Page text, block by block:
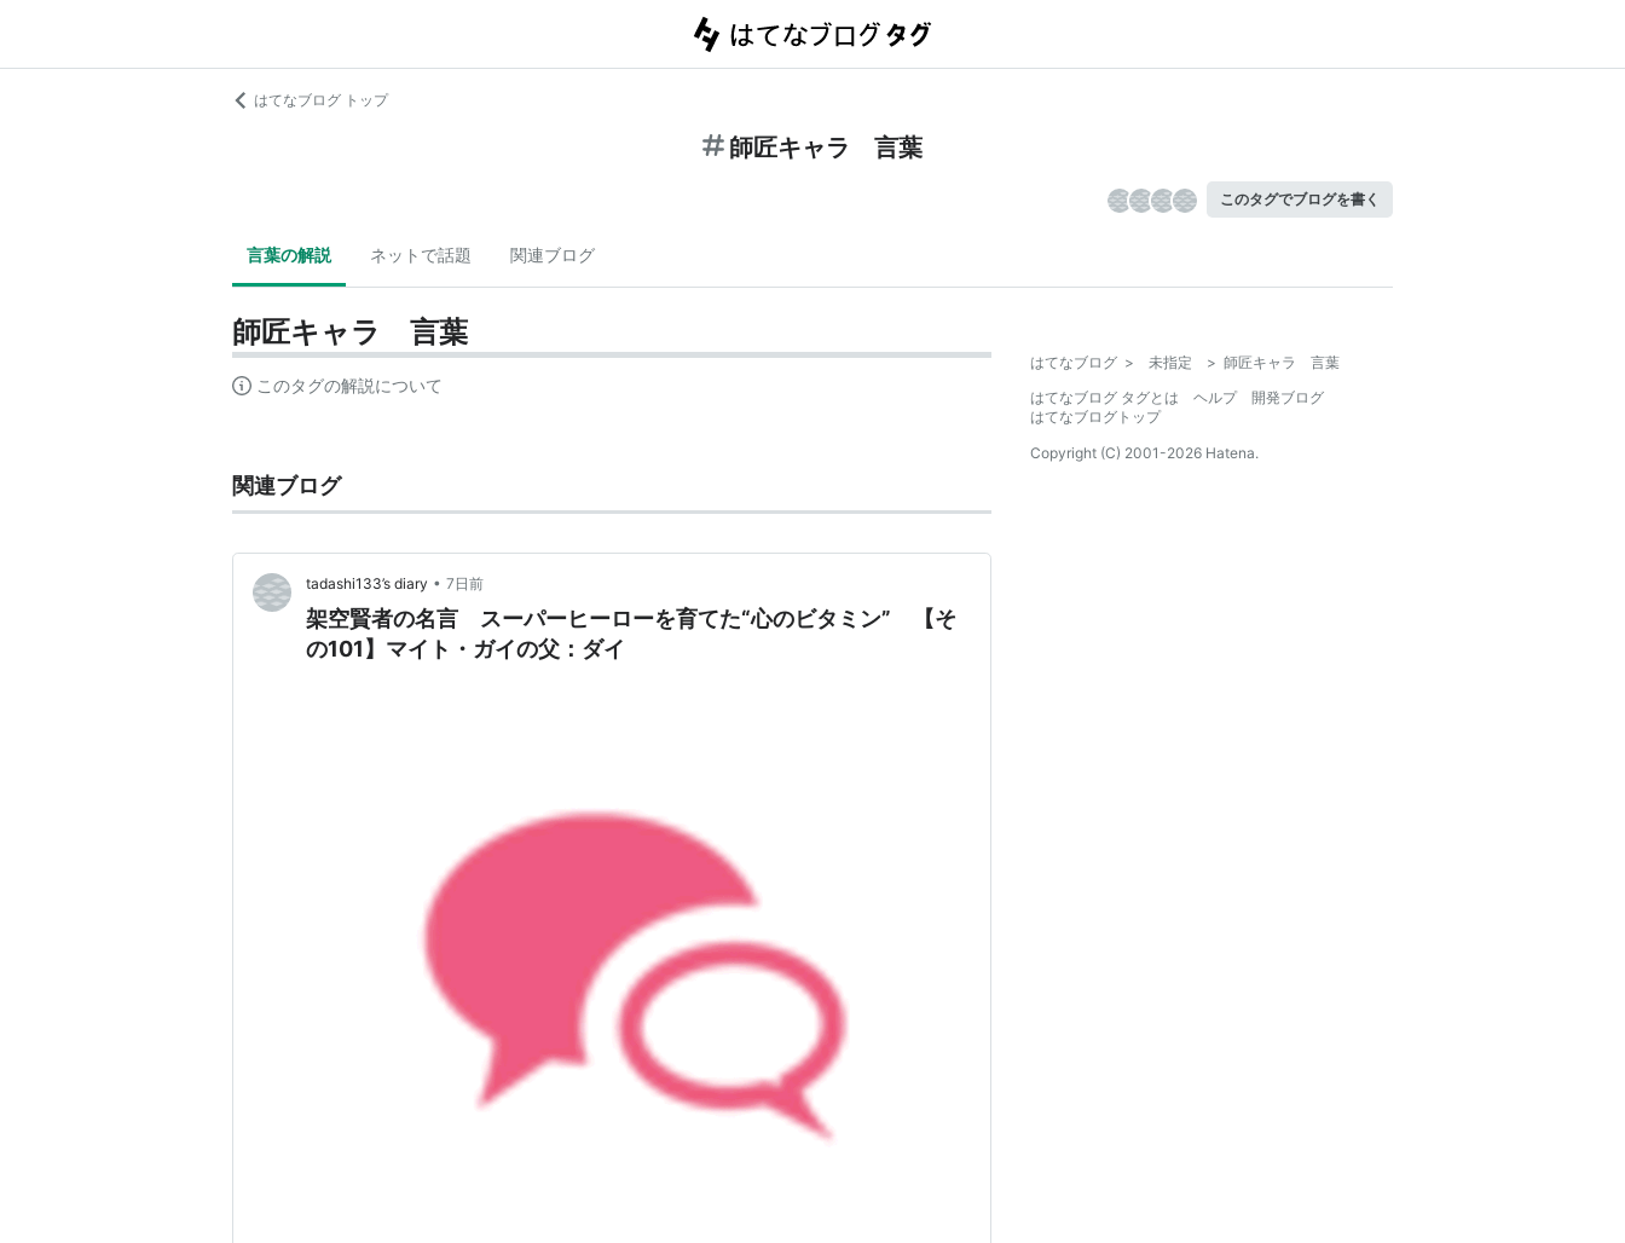
はてなブログ トップ
師匠キャラ 言葉
このタグでブログを書く
言葉の解説 ネットで話題 関連ブログ
師匠キャラ 言葉
このタグの解説について
関連ブログ
tadashi133’s diary • 7日前
架空賢者の名言 スーパーヒーローを育てた“心のビタミン” 【そ
の101】マイト・ガイの父：ダイ
はてなブログ > 未指定 > 師匠キャラ 言葉
はてなブログ タグとは
ヘルプ
開発ブログ
はてなブログトップ
Copyright (C) 2001-2026 Hatena.